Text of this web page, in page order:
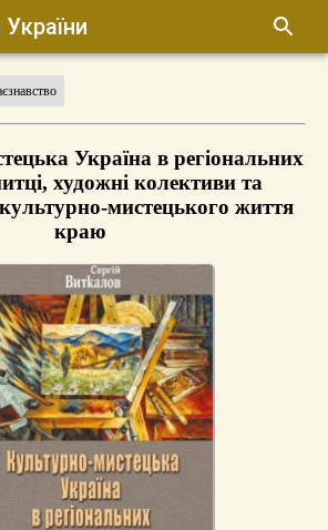
Україна в регіональних
художні колективи та
мистецького життя
краю